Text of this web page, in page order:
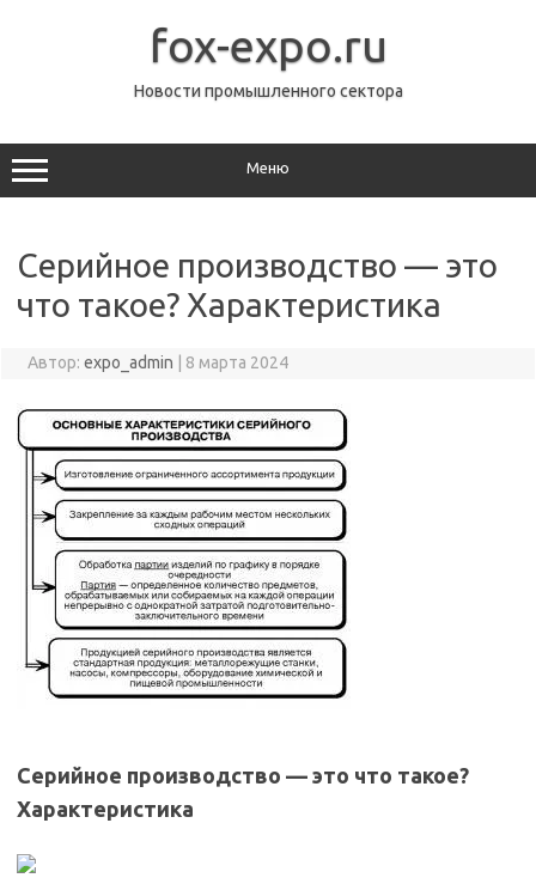
fox-expo.ru
Новости промышленного сектора
Меню
Серийное производство — это
что такое? Характеристика
Автор: expo_admin 8 марта 2024
Серийное производство — это что такое?
Характеристика